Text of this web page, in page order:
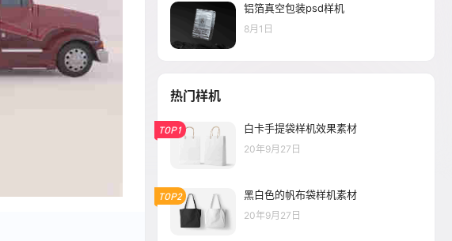
铝箔真空包装psd样机
8月1日
热门样机
TOP1 白卡手提袋样机效果素材
20年9月27日
TOP2 黑白色的帆布袋样机素材
20年9月27日